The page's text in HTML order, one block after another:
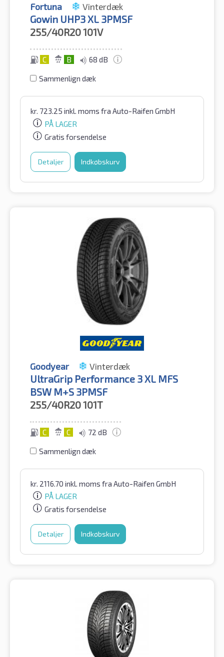
Fortuna Vinterdæk
Gowin UHP3 XL 3PMSF
255/40R20101V
C B 68 dB
Sammenlign dæk
kr. 723.25 inkl. moms fra Auto-Raifen GmbH
PÅ LAGER
Gratis forsendelse
Detaljer Indkøbskurv
Goodyear Vinterdæk
UltraGrip Performance 3 XL MFS
BSW M+S 3PMSF
255/40R20101T
C C 72 dB
Sammenlign dæk
kr. 2116.70 inkl. moms fra Auto-Raifen GmbH
PÅ LAGER
Gratis forsendelse
Detaljer Indkøbskurv